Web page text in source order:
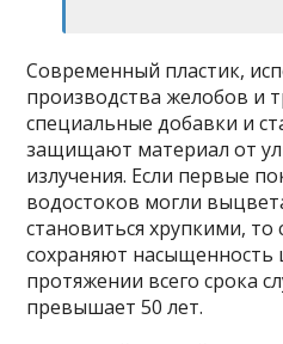
Современный пластик,
производства желобов и
специальные добавки и
защищают материал от
излучения. Если первые
водостоков могли
становиться хрупкими,
сохраняют насыщенность
протяжении всего срока
превышает 50 лет.